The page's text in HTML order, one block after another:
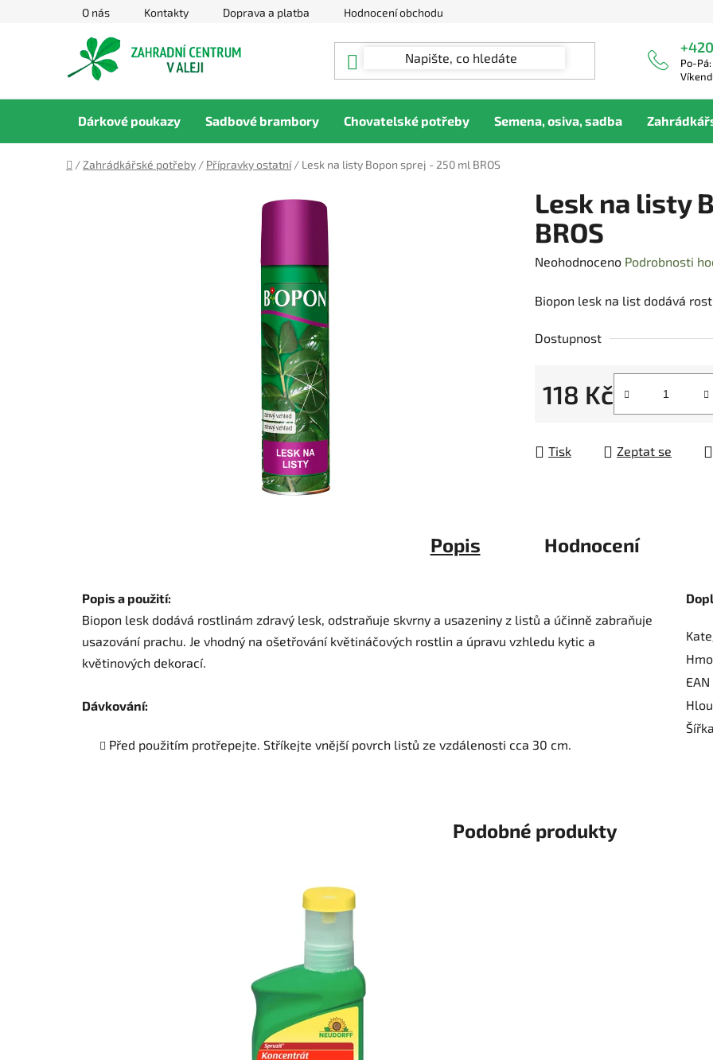
O nás Kontakty Doprava a platba Hodnocení obchodu
Po-
Dárkové poukazy Sadbové brambory Chovatelské potřeby Semena, osiva, sadba
Domů
/ Zahrádkářské potřeby / Přípravky ostatní / Lesk na listy Bopon sprej - 250 ml BROS
Lesk na listy
BROS
Průměrné
produktu
0,0
Neohodnoceno Podrobnosti
Biopon lesk na list dodává
Dostupnost
118 Kč
Tisk Zeptat se
Popis Hodnocení
Popis a použití:
Biopon lesk dodává rostlinám zdravý lesk, odstraňuje skvrny a usazeniny z listů a účinně zabraňuje
usazování prachu. Je vhodný na ošetřování květináčových rostlin a úpravu vzhledu kytic a
květinových dekorací.
Dávkování:
Před použitím protřepejte. Stříkejte vnější povrch listů ze vzdálenosti cca 30 cm.
EAN
Šířka
Podobné produkty